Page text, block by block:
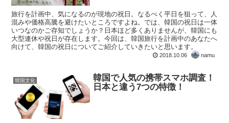
旅行を計画中、気になるのが現地の祝日。なるべく平日を狙って、人
混みや価格高騰を避けたいところですよね。では、韓国の祝日は一体
いつなのかご存知でしょうか？日本ほど多くありませんが、韓国にも
大型連休や祝日が存在します。今回は、韓国旅行を計画中のあなたへ
向けて、韓国の祝日についてご紹介していきたいと思います。
2018.10.06 namu
韓国文化
韓国で人気の携帯スマホ調査！
日本と違う7つの特徴！